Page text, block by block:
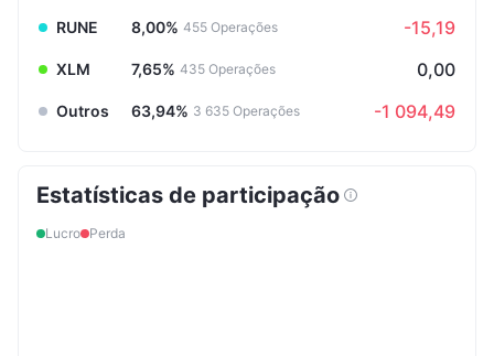
RUNE 8,00% 455 Operações -15,19
XLM 7,65% 435 Operações 0,00
Outros 63,94% 3 635 Operações -1 094,49
Estatísticas de participação
Lucro Perda